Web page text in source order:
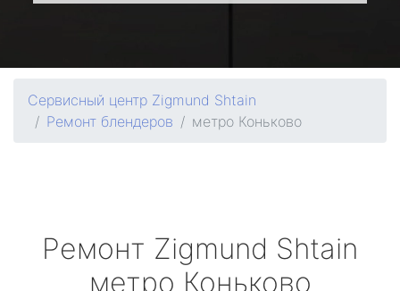
Сервисный центр Zigmund Shtain
Ремонт блендеров
метро Коньково
Ремонт Zigmund Shtain
метро Коньково